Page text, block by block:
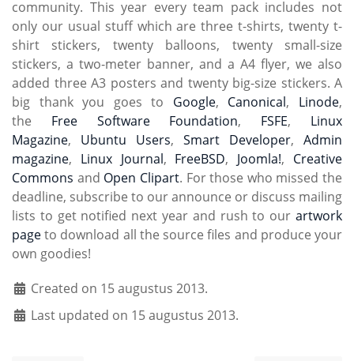
community. This year every team pack includes not
only our usual stuff which are three t-shirts, twenty t-
shirt stickers, twenty balloons, twenty small-size
stickers, a two-meter banner, and a A4 flyer, we also
added three A3 posters and twenty big-size stickers. A
big thank you goes to Google, Canonical, Linode,
the Free Software Foundation, FSFE, Linux
Magazine, Ubuntu Users, Smart Developer, Admin
magazine, Linux Journal, FreeBSD, Joomla!, Creative
Commons and Open Clipart. For those who missed the
deadline, subscribe to our announce or discuss mailing
lists to get notified next year and rush to our artwork
pageto download all the source files and produce your
own goodies!
Created on 15 augustus 2013.
Last updated on 15 augustus 2013.